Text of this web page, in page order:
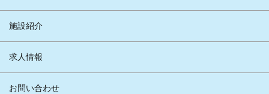
施設紹介
求人情報
お問い合わせ